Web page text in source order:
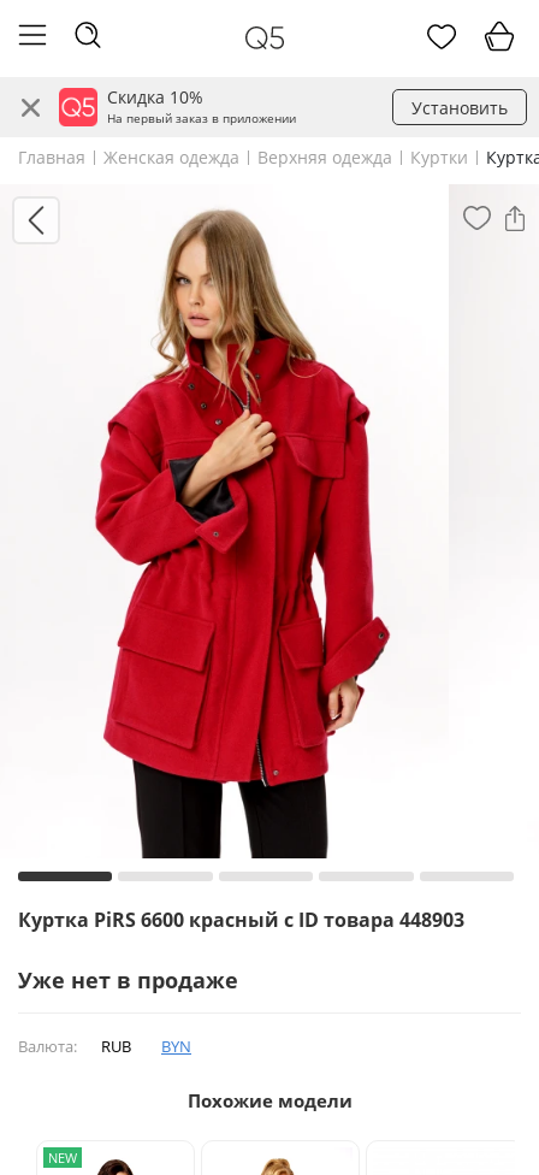
Скидка 10%
На первый заказ в приложении Установить
Главная Женская одежда Верхняя одежда Куртки
Куртка PiRS 6600 красный с ID товара 448903
Уже нет в продаже
Валюта: RUB BYN
Похожие модели
NEW